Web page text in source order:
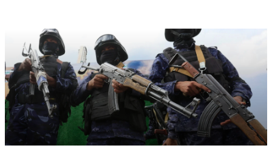
καταδίκαζε «τον βάναυσο επιθετικό πόλεμο της
Ρωσίας εναντίον της Ουκρανίας».
Πηγή: ΑΠΕ-ΜΠΕ